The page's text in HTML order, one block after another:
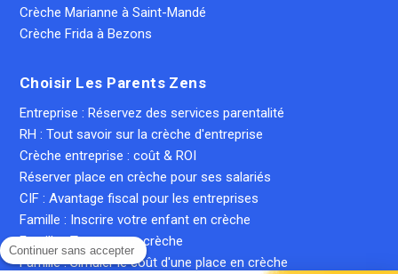
Continuer sans accepter
Crèche Marianne à Saint-Mandé
Crèche Frida à Bezons
Choisir Les Parents Zens
Entreprise : Réservez des services parentalité
RH : Tout savoir sur la crèche d'entreprise
Crèche entreprise : coût & ROI
Réserver place en crèche pour ses salariés
CIF : Avantage fiscal pour les entreprises
Famille : Inscrire votre enfant en crèche
Famille : Trouver une crèche
Famille : Simuler le coût d'une place en crèche